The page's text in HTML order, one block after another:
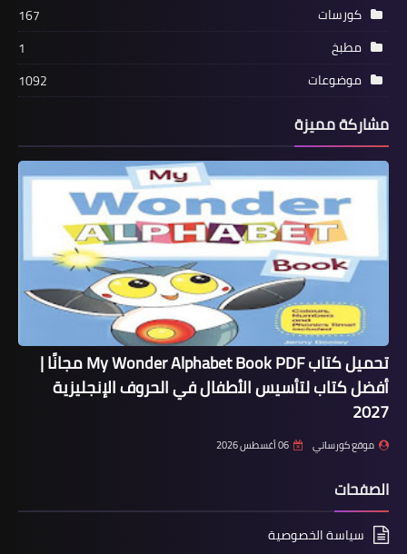
كورسات
167
مطبخ
1
موضوعات
1092
مشاركة مميزة
تحميل كتاب My Wonder Alphabet Book PDF مجانًا |
أفضل كتاب لتأسيس الأطفال في الحروف الإنجليزية
2027
موقع كورساتي 06 أغسطس 2026
الصفحات
سياسة الخصوصية